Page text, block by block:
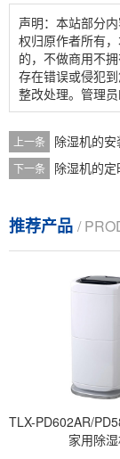
声明：本站部分
权归原作者所有
的，不做商用不
存在错误或侵犯
整改处理。管理
上一条 除湿机的
下一条 除湿机的定
推荐产品 /
TLX-PD602AR/
家用除